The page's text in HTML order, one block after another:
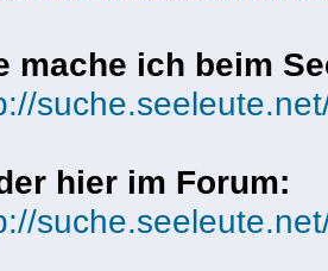
mache ich beim
hier im Forum: